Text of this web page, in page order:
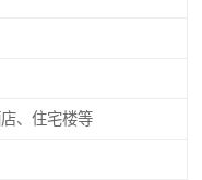
、住宅楼等